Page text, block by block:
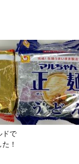
ドで
！